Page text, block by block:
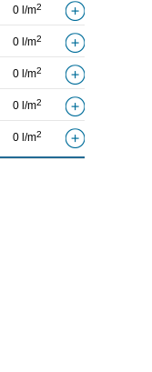
0 l/m2
0 l/m2
0 l/m2
0 l/m2
0 l/m2